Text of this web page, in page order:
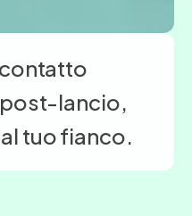
post-lancio,
tuo fianco.